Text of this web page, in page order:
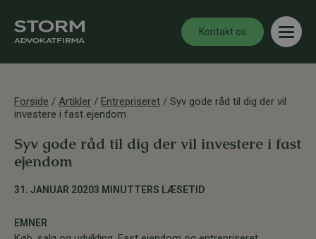
Kontakt os
Forside / Artikler / Entrepriseret / Syv gode råd til dig der vil
investere i fast ejendom
Syv gode råd til dig der vil investere i fast
ejendom
31. JANUAR 20203 MINUTTERS LÆSETID
EMNER